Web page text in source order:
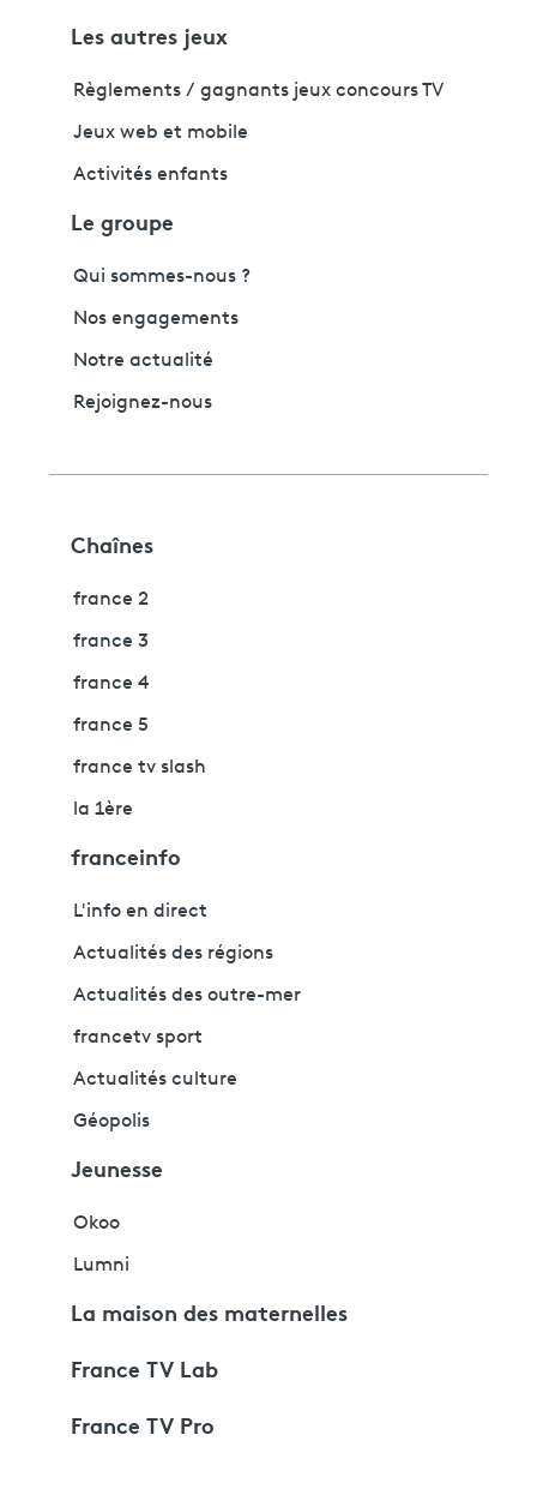
Les autres jeux
Règlements / gagnants jeux concours TV
Jeux web et mobile
Activités enfants
Le groupe
Qui sommes-nous ?
Nos engagements
Notre actualité
Rejoignez-nous
Chaînes
france 2
france 3
france 4
france 5
france tv slash
la 1ère
franceinfo
L'info en direct
Actualités des régions
Actualités des outre-mer
francetv sport
Actualités culture
Géopolis
Jeunesse
Okoo
Lumni
La maison des maternelles
France TV Lab
France TV Pro